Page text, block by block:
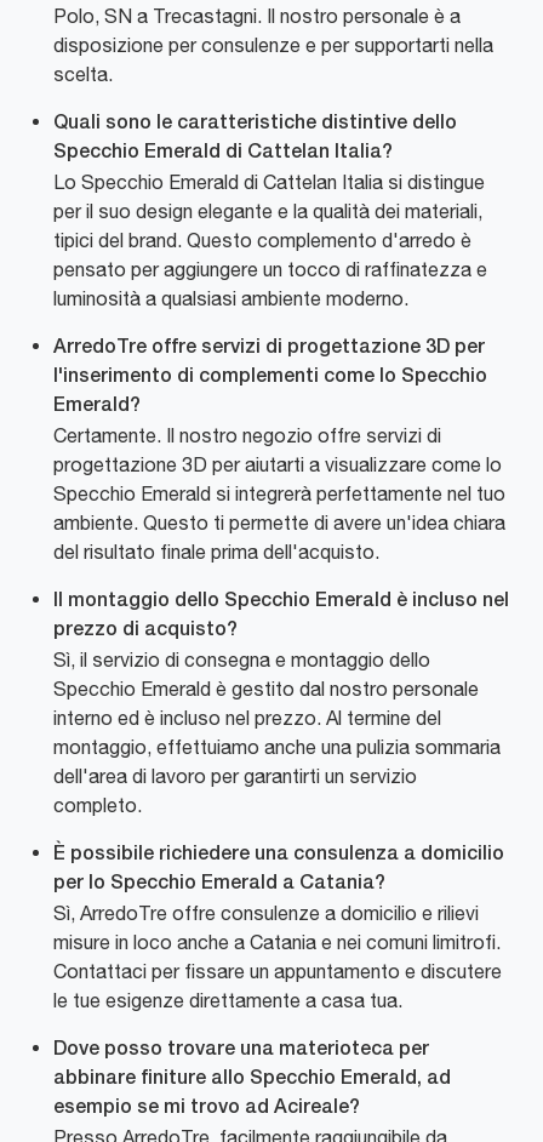
Polo, SN a Trecastagni. Il nostro personale è a
disposizione per consulenze e per supportarti nella
scelta.
Quali sono le caratteristiche distintive dello
Specchio Emerald di Cattelan Italia?
Lo Specchio Emerald di Cattelan Italia si distingue
per il suo design elegante e la qualità dei materiali,
tipici del brand. Questo complemento d'arredo è
pensato per aggiungere un tocco di raffinatezza e
luminosità a qualsiasi ambiente moderno.
ArredoTre offre servizi di progettazione 3D per
l'inserimento di complementi come lo Specchio
Emerald?
Certamente. Il nostro negozio offre servizi di
progettazione 3D per aiutarti a visualizzare come lo
Specchio Emerald si integrerà perfettamente nel tuo
ambiente. Questo ti permette di avere un'idea chiara
del risultato finale prima dell'acquisto.
Il montaggio dello Specchio Emerald è incluso nel
prezzo di acquisto?
Sì, il servizio di consegna e montaggio dello
Specchio Emerald è gestito dal nostro personale
interno ed è incluso nel prezzo. Al termine del
montaggio, effettuiamo anche una pulizia sommaria
dell'area di lavoro per garantirti un servizio
completo.
È possibile richiedere una consulenza a domicilio
per lo Specchio Emerald a Catania?
Sì, ArredoTre offre consulenze a domicilio e rilievi
misure in loco anche a Catania e nei comuni limitrofi.
Contattaci per fissare un appuntamento e discutere
le tue esigenze direttamente a casa tua.
Dove posso trovare una materioteca per
abbinare finiture allo Specchio Emerald, ad
esempio se mi trovo ad Acireale?
Presso ArredoTre, facilmente raggiungibile da